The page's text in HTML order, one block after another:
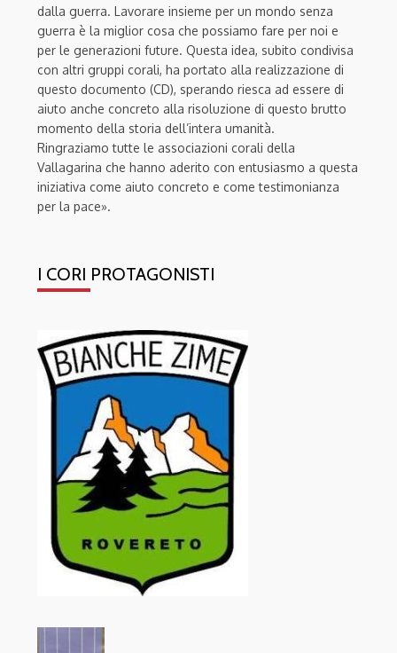
dalla guerra. Lavorare insieme per un mondo senza
guerra è la miglior cosa che possiamo fare per noi e
per le generazioni future. Questa idea, subito condivisa
con altri gruppi corali, ha portato alla realizzazione di
questo documento (CD), sperando riesca ad essere di
aiuto anche concreto alla risoluzione di questo brutto
momento della storia dell’intera umanità.
Ringraziamo tutte le associazioni corali della
Vallagarina che hanno aderito con entusiasmo a questa
iniziativa come aiuto concreto e come testimonianza
per la pace».
I CORI PROTAGONISTI